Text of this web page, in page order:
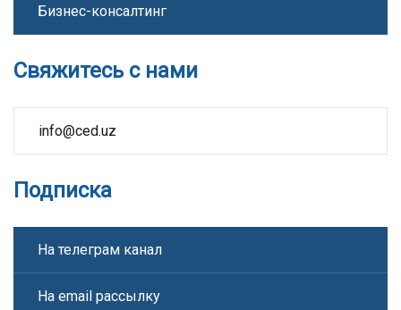
Бизнес-консалтинг
Свяжитесь с нами
info@ced.uz
Подписка
На телеграм канал
На email рассылку